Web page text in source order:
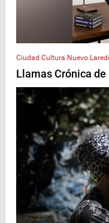
Ciudad Cultura Nuevo
Llamas Crónica